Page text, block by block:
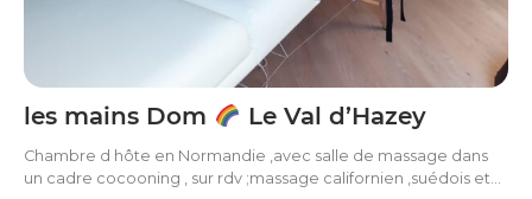
les mains Dom Le Val d’Hazey
Chambre d hôte en Normandie ,avec salle de massage dans
un cadre cocooning , sur rdv ;massage californien ,suédois et…